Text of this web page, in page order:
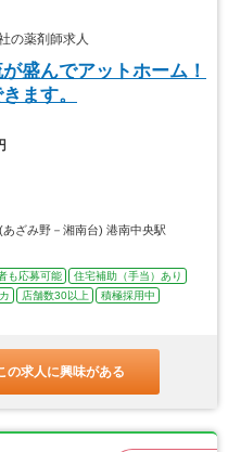
の薬剤師求人
盛んでアットホーム！
ます。
ざみ野－湘南台) 港南中央駅
も応募可能
住宅補助（手当）あり
店舗数30以上
積極採用中
の求人に興味がある